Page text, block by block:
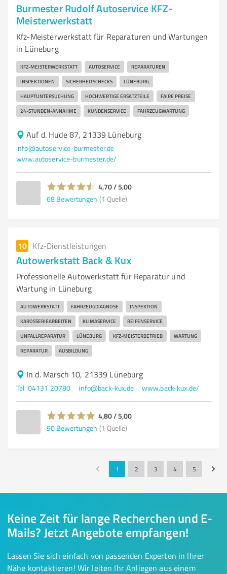
Burmester Rudolf Autoservice KFZ-
Meisterwerkstatt
Kfz-Meisterwerkstatt für Reparaturen und Wartungen
in Lüneburg
KFZ-MEISTERWERKSTATT AUTOSERVICE REPARATUREN
INSPEKTIONEN SICHERHEITSCHECKS LÜNEBURG
HAUPTUNTERSUCHUNG HOCHWERTIGE ERSATZTEILE FAIRE PREISE
24-STUNDEN-ANNAHME KUNDENSERVICE FAHRZEUGWARTUNG
Auf d. Hude 87, 21339 Lüneburg
info@autoservice-burmester.de
www.autoservice-burmester.de/
4,70 / 5,00
68 Bewertungen (1 Quelle)
10 Kfz-Dienstleistungen
Autowerkstatt Back & Kux
Professionelle Autowerkstatt für Reparatur und
Wartung in Lüneburg
AUTOWERKSTATT FAHRZEUGDIAGNOSE INSPEKTION
KAROSSERIEARBEITEN KLIMASERVICE REIFENSERVICE
UNFALLREPARATUR LÜNEBURG KFZ-MEISTERBETRIEB WARTUNG
REPARATUR AUSBILDUNG
In d. Marsch 10, 21339 Lüneburg
Tel. 04131 20780 info@back-kux.de www.back-kux.de/
4,80 / 5,00
90 Bewertungen (1 Quelle)
1 2 3 4 5
Keine Zeit für lange Recherchen und E-
Mails? Jetzt Angebote empfangen!
Lassen Sie sich einfach von passenden Experten in Ihrer
Nähe kontaktieren! Wir leiten Ihr Anliegen aus einem